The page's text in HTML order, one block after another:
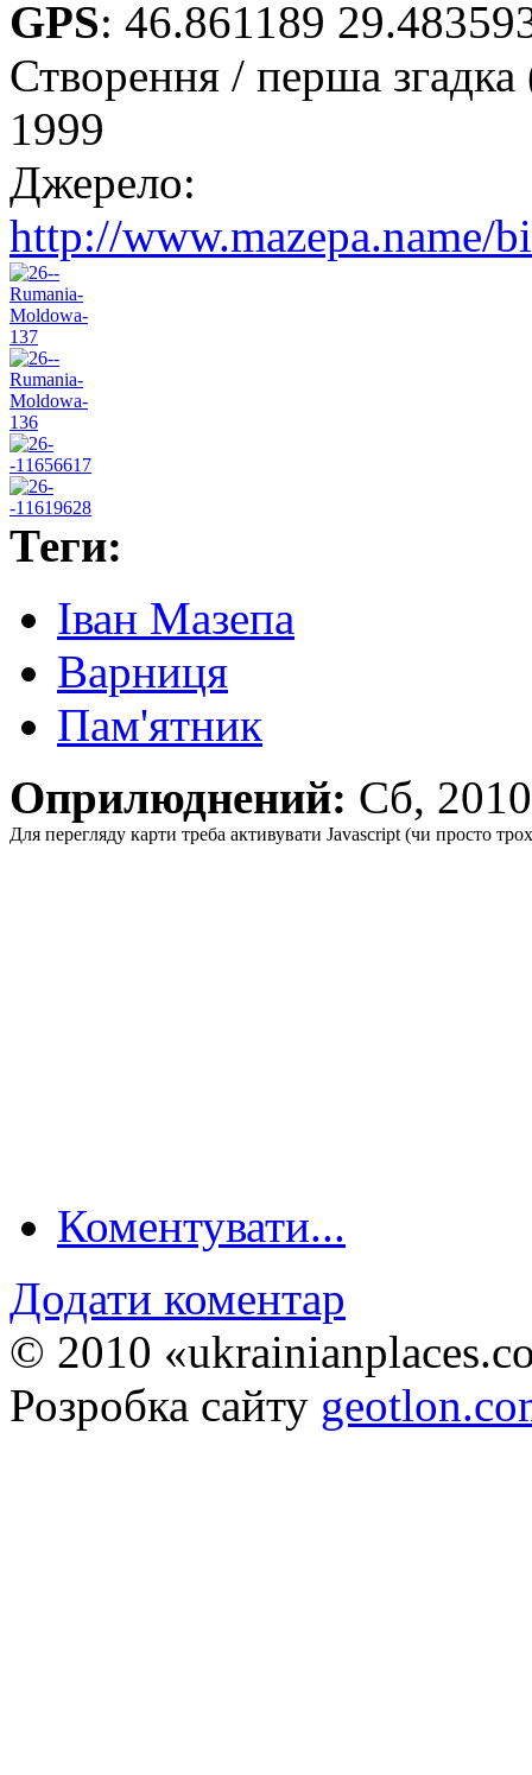
GPS: 46.861189
Створення / перша
1999
Джерело:
http://www.mazepa.name/
Теги:
Іван Мазепа
Варниця
Пам'ятник
Оприлюднений: Сб,
Для перегляду карти треба активувати Javascript (чи просто
Коментувати...
Додати коментар
© 2010
Розробка сайту